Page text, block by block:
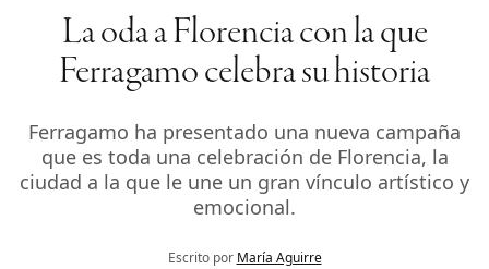
La oda a Florencia con la que
Ferragamo celebra su historia
Ferragamo ha presentado una nueva campaña
que es toda una celebración de Florencia, la
ciudad a la que le une un gran vínculo artístico y
emocional.
Escrito por María Aguirre